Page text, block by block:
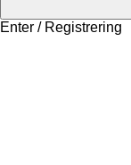
Enter / Registrering